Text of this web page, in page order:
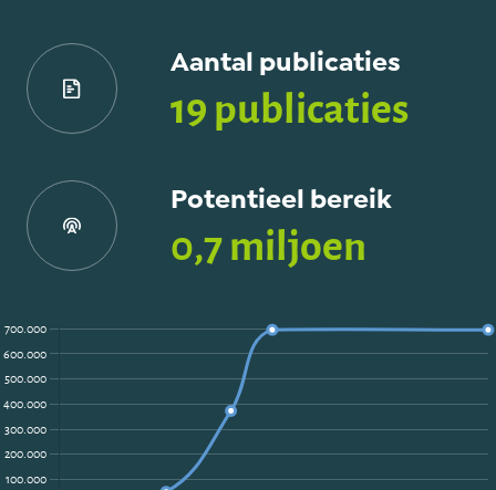
Aantal publicaties
19 publicaties
Potentieel bereik
0,7 miljoen